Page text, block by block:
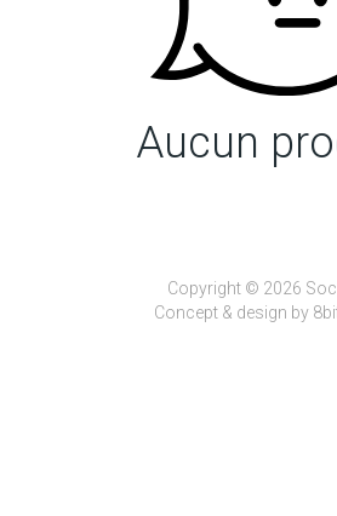
Aucun
Copyright © 2026
Concept & design by